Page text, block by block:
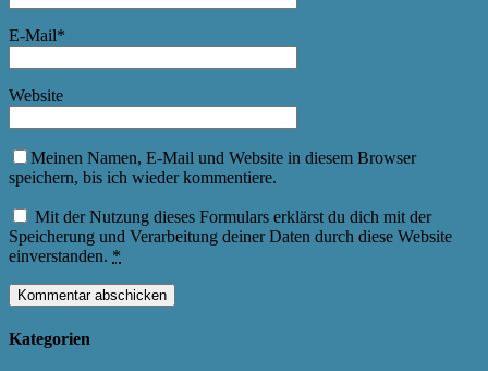
E-Mail*
Website
Meinen Namen, E-Mail und Website in diesem Browser
speichern, bis ich wieder kommentiere.
Mit der Nutzung dieses Formulars erklärst du dich mit der
Speicherung und Verarbeitung deiner Daten durch diese Website
einverstanden. *
Kategorien